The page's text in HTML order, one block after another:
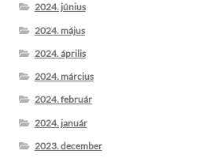
2024. június
2024. május
2024. április
2024. március
2024. február
2024. január
2023. december